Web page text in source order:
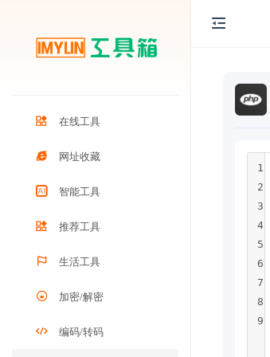
在线工具
网址收藏
智能工具
推荐工具
生活工具
加密/解密
编码/转码
1
2
3
4
5
6
7
8
9